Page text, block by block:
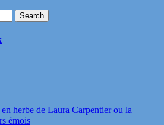
herbe de Laura Carpentier ou la
émois